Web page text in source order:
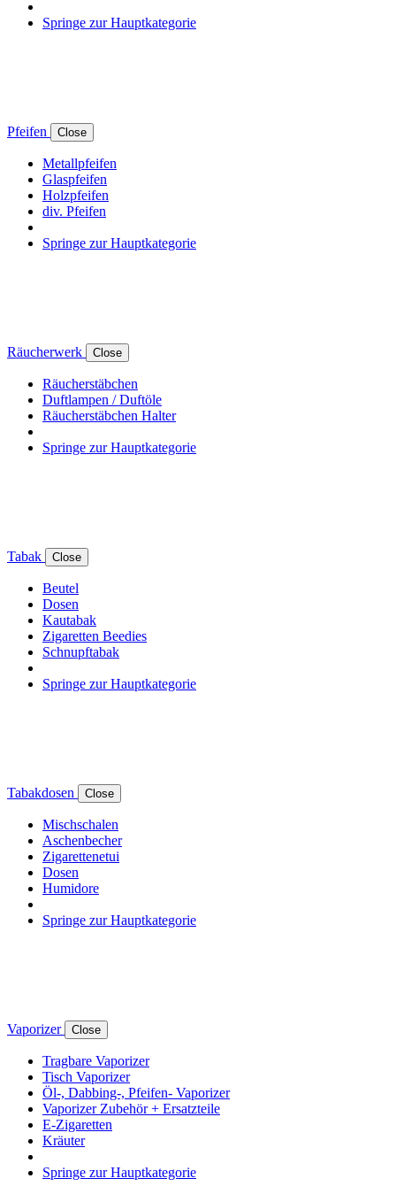
Springe zur Hauptkategorie
Pfeifen Close
Metallpfeifen
Glaspfeifen
Holzpfeifen
div. Pfeifen
Springe zur Hauptkategorie
Räucherwerk Close
Räucherstäbchen
Duftlampen / Duftöle
Räucherstäbchen Halter
Springe zur Hauptkategorie
Tabak Close
Beutel
Dosen
Kautabak
Zigaretten Beedies
Schnupftabak
Springe zur Hauptkategorie
Tabakdosen Close
Mischschalen
Aschenbecher
Zigarettenetui
Dosen
Humidore
Springe zur Hauptkategorie
Vaporizer Close
Tragbare Vaporizer
Tisch Vaporizer
Öl-, Dabbing-, Pfeifen- Vaporizer
Vaporizer Zubehör + Ersatzteile
E-Zigaretten
Kräuter
Springe zur Hauptkategorie